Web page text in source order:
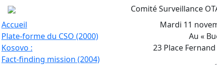
Comité Surveillance
Accueil
Plate-forme du CSO (2000)
Kosovo :
Fact-finding mission (2004)
Mardi 11
Au «
23 Place